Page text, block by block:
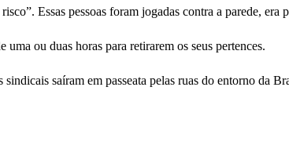
Essas pessoas foram jogadas contra a parede, era
ou duas horas para retirarem os seus pertences.
saíram em passeata pelas ruas do entorno da